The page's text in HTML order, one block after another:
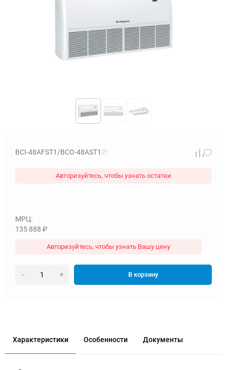
BCI-48AFST1/BCO-48AST1
Авторизуйтесь, чтобы узнать остатки
МРЦ:
135 888 ₽
Авторизуйтесь, чтобы узнать Вашу цену
- + В корзину
Характеристики Особенности Документы